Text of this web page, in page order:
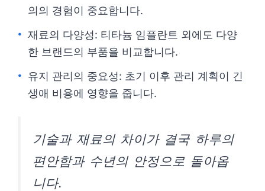
의의 경험이 중요합니다.
재료의 다양성: 티타늄 임플란트 외에도 다양
한 브랜드의 부품을 비교합니다.
유지 관리의 중요성: 초기 이후 관리 계획이 긴
생애 비용에 영향을 줍니다.
기술과 재료의 차이가 결국 하루의
편안함과 수년의 안정으로 돌아옵
니다.